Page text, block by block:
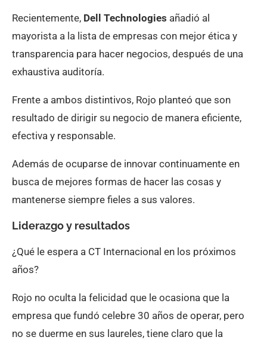
Recientemente, Dell Technologies añadió al
mayorista a la lista de empresas con mejor ética y
transparencia para hacer negocios, después de una
exhaustiva auditoría.
Frente a ambos distintivos, Rojo planteó que son
resultado de dirigir su negocio de manera eficiente,
efectiva y responsable.
Además de ocuparse de innovar continuamente en
busca de mejores formas de hacer las cosas y
mantenerse siempre fieles a sus valores.
Liderazgo y resultados
¿Qué le espera a CT Internacional en los próximos
años?
Rojo no oculta la felicidad que le ocasiona que la
empresa que fundó celebre 30 años de operar, pero
no se duerme en sus laureles, tiene claro que la